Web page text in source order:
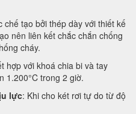
chế tạo bởi thép dày với thiết kế
nên liên kết chắc chắn chống
cháy.
hợp với khoá chia bi và tay
1.200°C trong 2 giờ.
lực: Khi cho két rơi tự do từ độ